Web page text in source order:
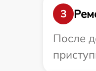
3
После